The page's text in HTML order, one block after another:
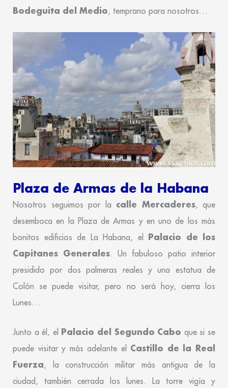
Bodeguita del Medio, temprano para nosotros…
Plaza de Armas de la Habana
Nosotros seguimos por la calle Mercaderes, que
desemboca en la Plaza de Armas y en uno de los más
bonitos edificios de La Habana, el Palacio de los
Capitanes Generales. Un fabuloso patio interior
presidido por dos palmeras reales y una estatua de
Colón se puede visitar, pero no será hoy, cierra los
Lunes…
Junto a él, el Palacio del Segundo Cabo que si se
puede visitar y más adelante el Castillo de la Real
Fuerza, la construcción militar más antigua de la
ciudad, también cerrada los lunes. La torre vigía y